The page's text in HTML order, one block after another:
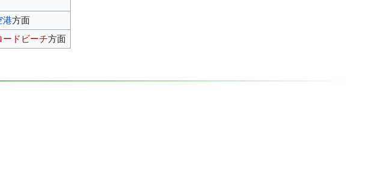
港方面
ードビーチ方面